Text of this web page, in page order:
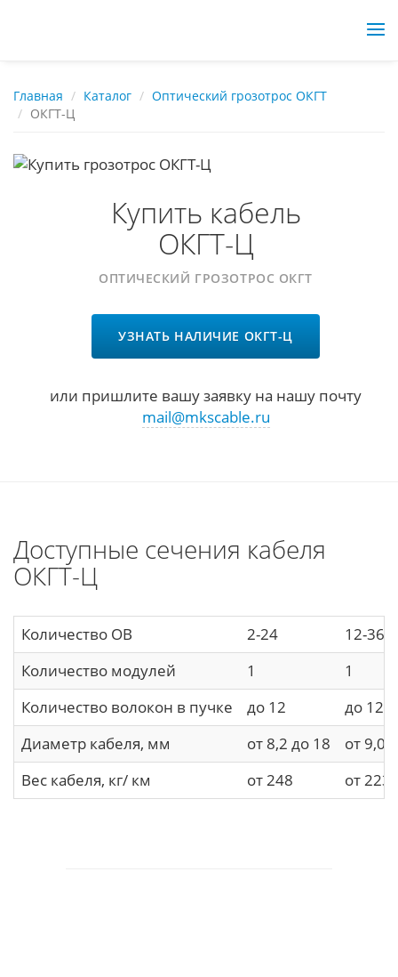
Перейти
содержанию
Главная Каталог
Оптический грозотрос ОКГТ
ОКГТ-Ц
Купить кабель
ОКГТ-Ц
ОПТИЧЕСКИЙ ГРОЗОТРОС ОКГТ
УЗНАТЬ НАЛИЧИЕ ОКГТ-Ц
или пришлите вашу заявку на нашу почту
mail@mkscable.ru
Доступные сечения кабеля
ОКГТ-Ц
Количество ОВ 2-24
12-36
Количество модулей
1
1
Количество волокон в пучке
до 12
до 12
Диаметр кабеля, мм
от 8,2 до 18
от 9,0
Вес кабеля, кг/ км
от 248 от 223